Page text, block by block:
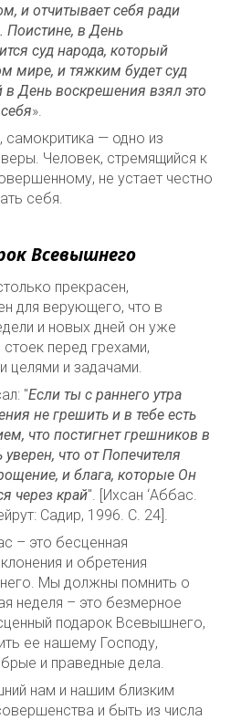
и отчитывает себя ради
Поистине, в День
суд народа, который
мире, и тяжким будет суд
в День воскрешения взял это
».
самокритика — одно из
Человек, стремящийся к
не устает честно
себя.
Всевышнего
прекрасен,
для верующего, что в
и новых дней он уже
перед грехами,
и задачами.
"Если ты с раннего утра
не грешить и в тебе есть
что постигнет грешников в
что от Попечителя
и блага, которые Он
через край". [Ихсан ‘Аббас.
Садир, 1996. С. 24].
– это бесценная
и обретения
Мы должны помнить о
неделя – это безмерное
подарок Всевышнего,
ее нашему Господу,
и праведные дела.
нам и нашим близким
и быть из числа